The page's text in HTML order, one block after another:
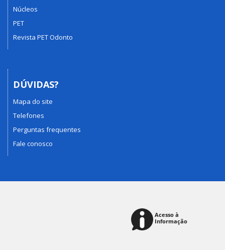
Núcleos
PET
Revista PET Odonto
DÚVIDAS?
Mapa do site
Telefones
Perguntas frequentes
Fale conosco